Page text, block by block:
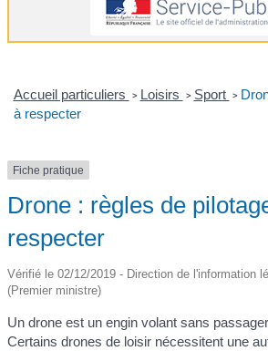
Accueil particuliers > Loisirs > Sport >
à respecter
Fiche pratique
Drone : règles de
respecter
Vérifié le 02/12/2019 - Direction de l'information
(Premier ministre)
Un drone est un engin volant sans
Certains drones de loisir nécessitent une